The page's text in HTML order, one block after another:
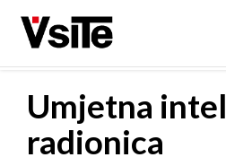
glavni
Umjetna
radionica